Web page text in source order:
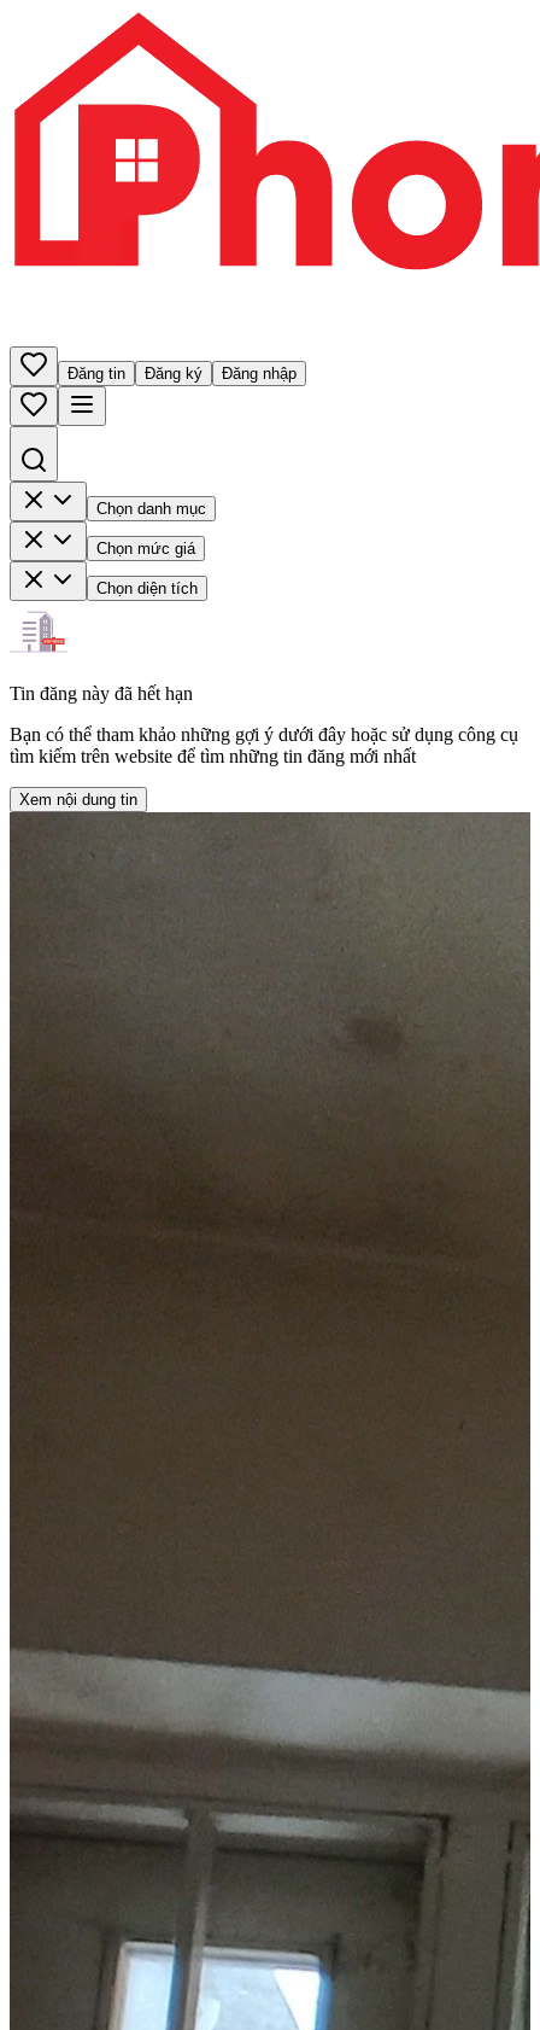
Đăng tin Đăng ký Đăng nhập
Chọn danh mục
Chọn mức giá
Chọn diện tích
Tin đăng này đã hết hạn
Bạn có thể tham khảo những gợi ý dưới đây hoặc sử dụng công cụ
tìm kiếm trên website để tìm những tin đăng mới nhất
Xem nội dung tin